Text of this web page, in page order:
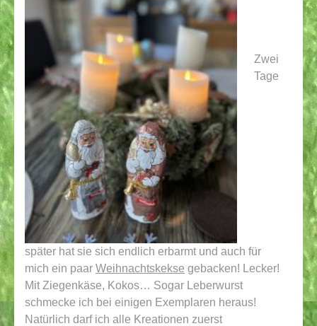
Zwei
Tage
später hat sie sich endlich erbarmt und auch für
mich ein paar Weihnachtskekse gebacken! Lecker!
Mit Ziegenkäse, Kokos… Sogar Leberwurst
schmecke ich bei einigen Exemplaren heraus!
Natürlich darf ich alle Kreationen zuerst